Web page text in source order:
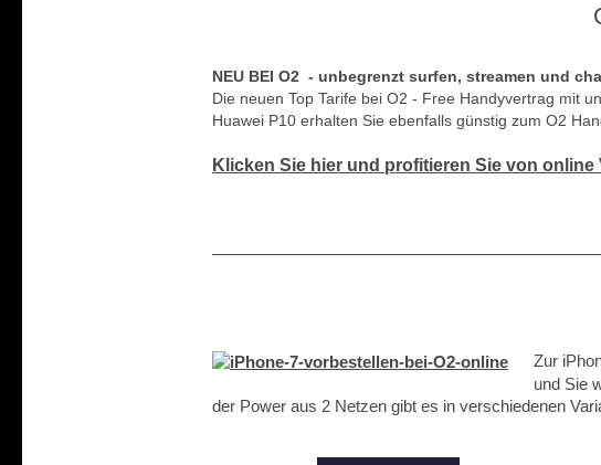
NEU BEI O2 - unbegrenzt surfen, streamen und
Die neuen Top Tarife bei O2 - Free Handyvertrag mit
Huawei P10 erhalten Sie ebenfalls günstig zum O2
Klicken Sie hier und profitieren Sie von online
Zur
und Sie
der Power aus 2 Netzen gibt es in verschiedenen